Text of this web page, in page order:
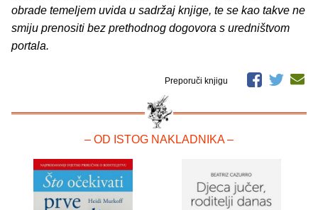
obrade temeljem uvida u sadržaj knjige, te se kao takve ne
smiju prenositi bez prethodnog dogovora s uredništvom
portala.
Preporuči knjigu
– OD ISTOG NAKLADNIKA –